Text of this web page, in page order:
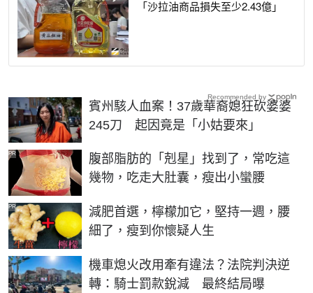
「沙拉油商品損失至少2.43億」
賓州駭人血案！37歲華裔媳狂砍婆婆
245刀 起因竟是「小姑要來」
腹部脂肪的「剋星」找到了，常吃這
幾物，吃走大肚囊，瘦出小蠻腰
PR
減肥首選，檸檬加它，堅持一週，腰
細了，瘦到你懷疑人生
PR
機車熄火改用牽有違法？法院判決逆
轉：騎士罰款銳減 最終結局曝
Recommended by